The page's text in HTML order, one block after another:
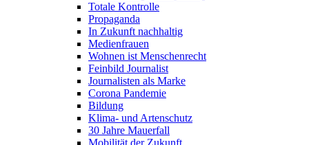
Totale Kontrolle
Propaganda
In Zukunft nachhaltig
Medienfrauen
Wohnen ist Menschenrecht
Feinbild Journalist
Journalisten als Marke
Corona Pandemie
Bildung
Klima- und Artenschutz
30 Jahre Mauerfall
Mobilität der Zukunft